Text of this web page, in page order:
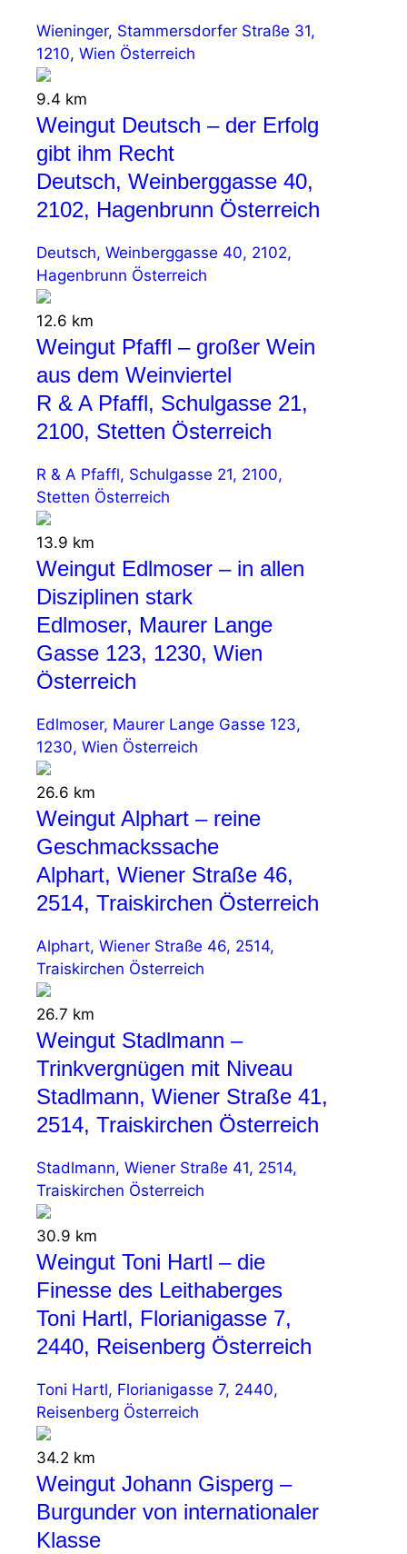
Wieninger, Stammersdorfer Straße 31,
1210, Wien Österreich
9.4 km
Weingut Deutsch – der Erfolg
gibt ihm Recht
Deutsch, Weinberggasse 40,
2102, Hagenbrunn Österreich
Deutsch, Weinberggasse 40, 2102,
Hagenbrunn Österreich
12.6 km
Weingut Pfaffl – großer Wein
aus dem Weinviertel
R & A Pfaffl, Schulgasse 21,
2100, Stetten Österreich
R & A Pfaffl, Schulgasse 21, 2100,
Stetten Österreich
13.9 km
Weingut Edlmoser – in allen
Disziplinen stark
Edlmoser, Maurer Lange
Gasse 123, 1230, Wien
Österreich
Edlmoser, Maurer Lange Gasse 123,
1230, Wien Österreich
26.6 km
Weingut Alphart – reine
Geschmackssache
Alphart, Wiener Straße 46,
2514, Traiskirchen Österreich
Alphart, Wiener Straße 46, 2514,
Traiskirchen Österreich
26.7 km
Weingut Stadlmann –
Trinkvergnügen mit Niveau
Stadlmann, Wiener Straße 41,
2514, Traiskirchen Österreich
Stadlmann, Wiener Straße 41, 2514,
Traiskirchen Österreich
30.9 km
Weingut Toni Hartl – die
Finesse des Leithaberges
Toni Hartl, Florianigasse 7,
2440, Reisenberg Österreich
Toni Hartl, Florianigasse 7, 2440,
Reisenberg Österreich
34.2 km
Weingut Johann Gisperg –
Burgunder von internationaler
Klasse